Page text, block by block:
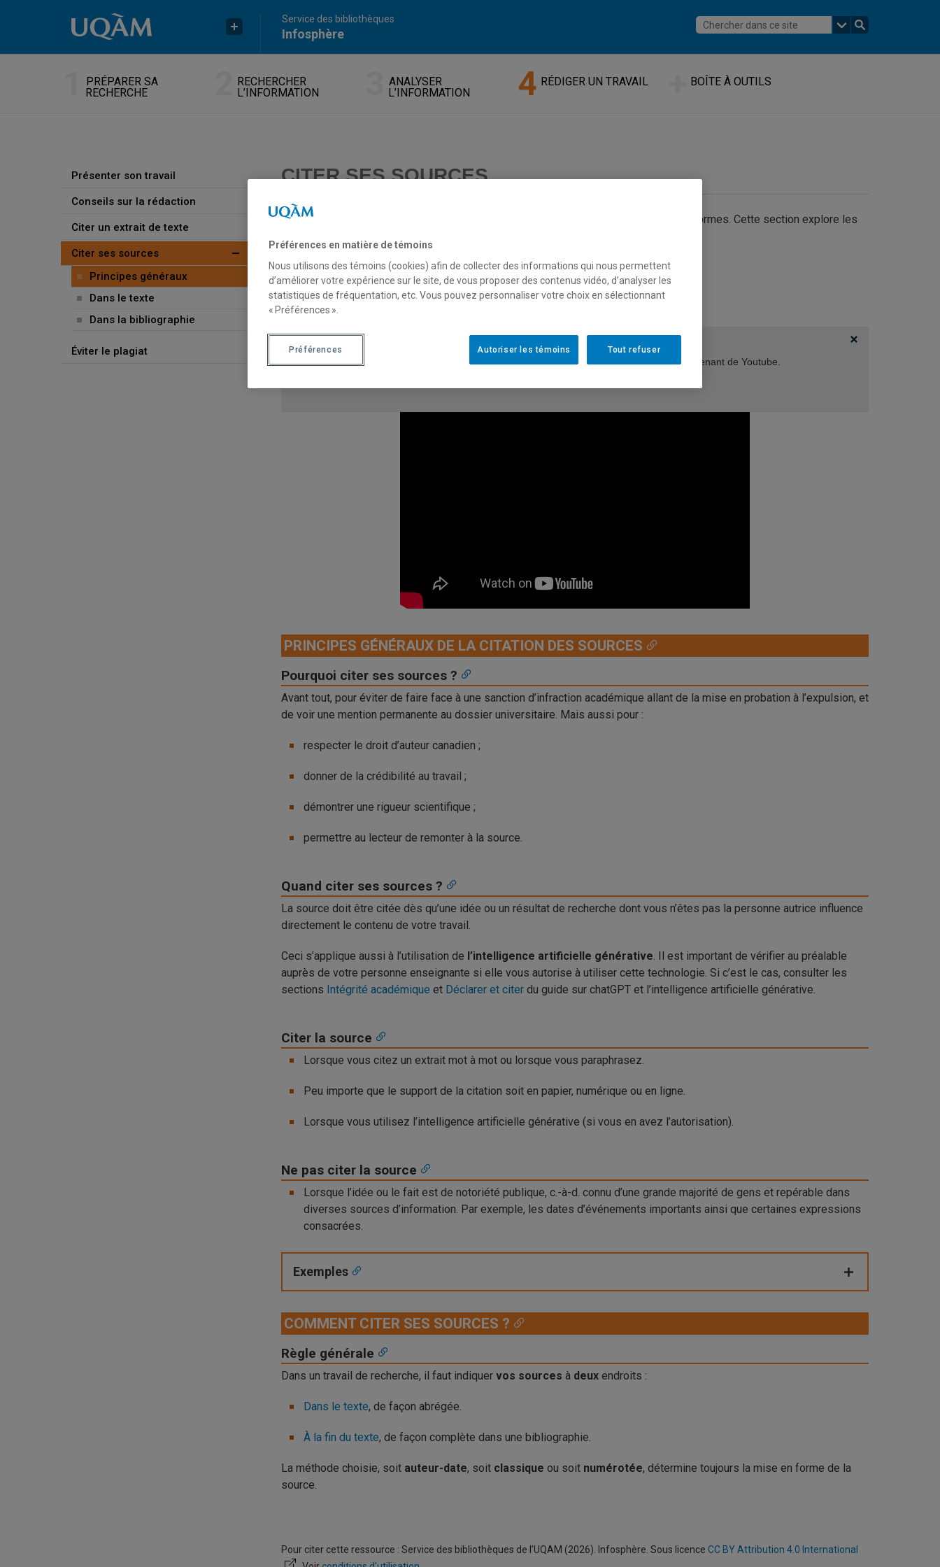
Service des bibliothèques
Infosphère
PRÉPARER SA
RECHERCHE
RECHERCHER
L’INFORMATION
ANALYSER
L’INFORMATION
RÉDIGER UN TRAVAIL BOÎTE À OUTILS
Présenter son travail
Conseils sur la rédaction
Citer un extrait de texte
Citer ses sources
Principes généraux
Dans le texte
Dans la bibliographie
Éviter le plagiat
CITER SES SOURCES
Indiquer la source d’une information utilisée dans un travail peut prendre différentes formes. Cette section explore les
Objectif
Connaitre les différentes méthodes pour bien citer ses sources.
Vous devez autoriser les témoins publicitaires pour afficher les vidéos provenant de Youtube.
PRINCIPES GÉNÉRAUX DE LA CITATION DES SOURCES
Pourquoi citer ses sources ?
Avant tout, pour éviter de faire face à une sanction d’infraction académique allant de la mise en probation à l’expulsion, et
de voir une mention permanente au dossier universitaire. Mais aussi pour :
respecter le droit d’auteur canadien ;
donner de la crédibilité au travail ;
démontrer une rigueur scientifique ;
permettre au lecteur de remonter à la source.
Quand citer ses sources ?
La source doit être citée dès qu’une idée ou un résultat de recherche dont vous n’êtes pas la personne autrice influence
directement le contenu de votre travail.
Ceci s’applique aussi à l’utilisation de l’intelligence artificielle générative. Il est important de vérifier au préalable
auprès de votre personne enseignante si elle vous autorise à utiliser cette technologie. Si c’est le cas, consulter les
sections Intégrité académique et Déclarer et citer du guide sur chatGPT et l’intelligence artificielle générative.
Citer la source
Lorsque vous citez un extrait mot à mot ou lorsque vous paraphrasez.
Peu importe que le support de la citation soit en papier, numérique ou en ligne.
Lorsque vous utilisez l’intelligence artificielle générative (si vous en avez l’autorisation).
Ne pas citer la source
Lorsque l’idée ou le fait est de notoriété publique, c.-à-d. connu d’une grande majorité de gens et repérable dans
diverses sources d’information. Par exemple, les dates d’événements importants ainsi que certaines expressions
consacrées.
Exemples
COMMENT CITER SES SOURCES ?
Règle générale
Dans un travail de recherche, il faut indiquer vos sources à deux endroits :
Dans le texte, de façon abrégée.
À la fin du texte, de façon complète dans une bibliographie.
La méthode choisie, soit auteur-date, soit classique ou soit numérotée, détermine toujours la mise en forme de la
source.
Pour citer cette ressource : Service des bibliothèques de l’UQAM (2026). Infosphère. Sous licence CC BY Attribution 4.0 International
Préférences en matière de témoins
Nous utilisons des témoins (cookies) afin de collecter des informations qui nous permettent
d’améliorer votre expérience sur le site, de vous proposer des contenus vidéo, d’analyser les
statistiques de fréquentation, etc. Vous pouvez personnaliser votre choix en sélectionnant
« Préférences ».
Tout refuser
Autoriser les témoins
Préférences